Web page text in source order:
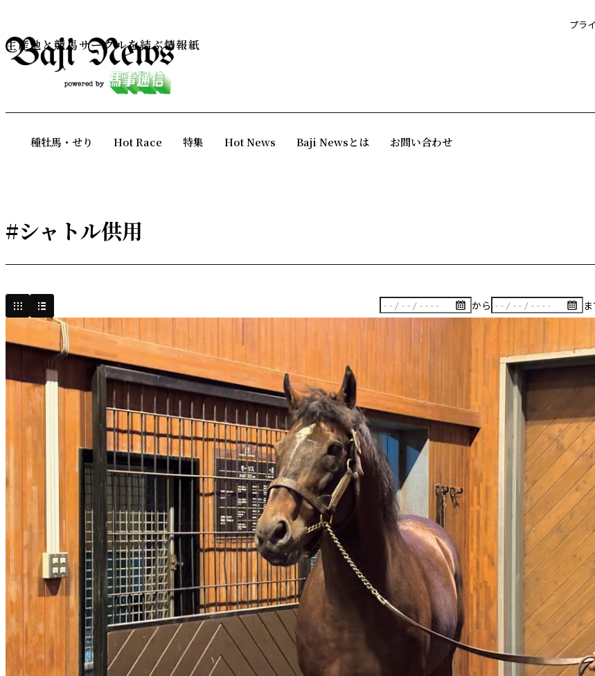
プラ
生産地と競馬サークルを結ぶ情報紙
種牡馬・せり Hot Race 特集 Hot News Baji Newsとは お問い合わせ
#シャトル供用
から